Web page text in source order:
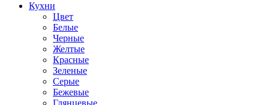
Кухни
Цвет
Белые
Черные
Желтые
Красные
Зеленые
Серые
Бежевые
Глянцевые